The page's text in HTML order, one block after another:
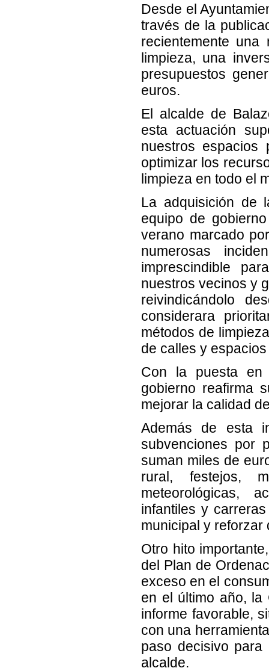
Desde el
través de la
recientemente
limpieza, una
presupuestos
euros.
El alcalde de
esta actuación
nuestros espacios
optimizar los
limpieza en todo el
La adquisición de
equipo de
verano marcado
numerosas
imprescindible
nuestros vecinos y
reivindicándolo
considerara
métodos de
de calles y
Con la puesta en
gobierno reafirma
mejorar la calidad
Además de esta
subvenciones por
suman miles de
rural, festejos,
meteorológicas,
infantiles y
municipal y reforzar
Otro hito
del Plan de
exceso en el
en el último año, la
informe favorable,
con una
paso decisivo para
alcalde.